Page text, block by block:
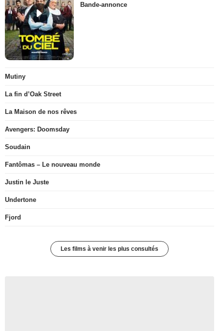
Bande-annonce
Mutiny
La fin d’Oak Street
La Maison de nos rêves
Avengers: Doomsday
Soudain
Fantômas – Le nouveau monde
Justin le Juste
Undertone
Fjord
Les films à venir les plus consultés